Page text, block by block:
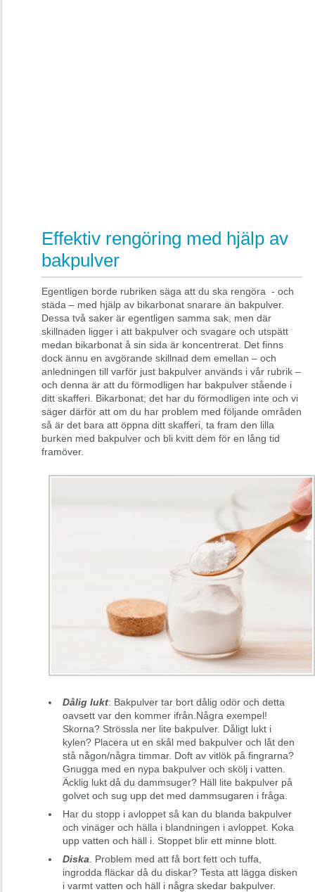
Effektiv rengöring med hjälp av
bakpulver
Egentligen borde rubriken säga att du ska rengöra - och
städa – med hjälp av bikarbonat snarare än bakpulver.
Dessa två saker är egentligen samma sak, men där
skillnaden ligger i att bakpulver och svagare och utspätt
medan bikarbonat å sin sida är koncentrerat. Det finns
dock ännu en avgörande skillnad dem emellan – och
anledningen till varför just bakpulver används i vår rubrik –
och denna är att du förmodligen har bakpulver stående i
ditt skafferi. Bikarbonat; det har du förmodligen inte och vi
säger därför att om du har problem med följande områden
så är det bara att öppna ditt skafferi, ta fram den lilla
burken med bakpulver och bli kvitt dem för en lång tid
framöver.
Dålig lukt: Bakpulver tar bort dålig odör och detta
oavsett var den kommer ifrån.Några exempel!
Skorna? Strössla ner lite bakpulver. Dåligt lukt i
kylen? Placera ut en skål med bakpulver och låt den
stå någon/några timmar. Doft av vitlök på fingrarna?
Gnugga med en nypa bakpulver och skölj i vatten.
Äcklig lukt då du dammsuger? Häll lite bakpulver på
golvet och sug upp det med dammsugaren i fråga.
Har du stopp i avloppet så kan du blanda bakpulver
och vinäger och hälla i blandningen i avloppet. Koka
upp vatten och häll i. Stoppet blir ett minne blott.
Diska . Problem med att få bort fett och tuffa,
ingrodda fläckar då du diskar? Testa att lägga disken
i varmt vatten och häll i några skedar bakpulver.